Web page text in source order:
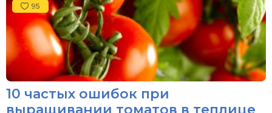
95
10 частых ошибок при